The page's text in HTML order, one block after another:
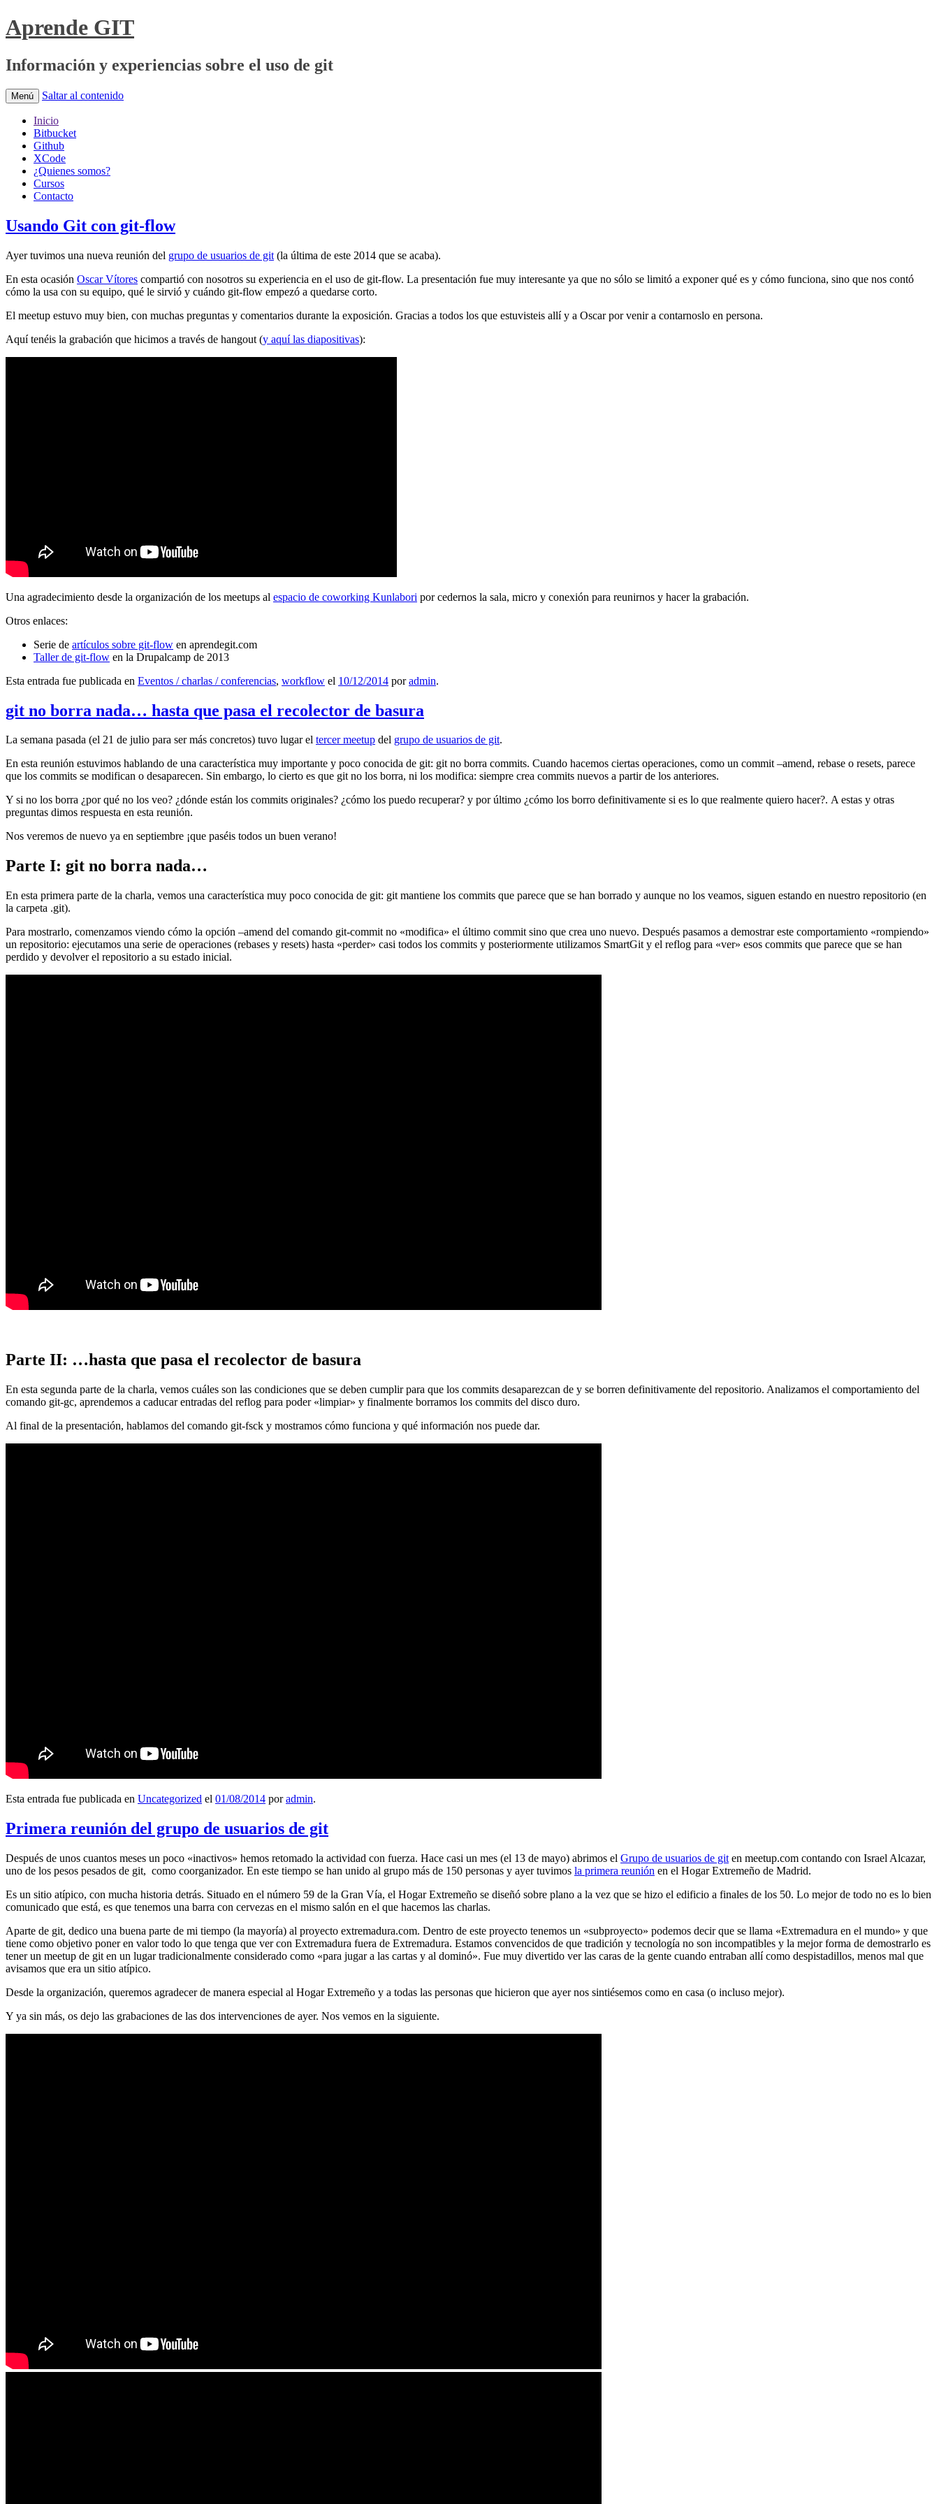
Aprende GIT
Información y experiencias sobre el uso de git
Menú Saltar al contenido
Inicio
Bitbucket
Github
XCode
¿Quienes somos?
Cursos
Contacto
Usando Git con git-flow
Ayer tuvimos una nueva reunión del grupo de usuarios de git (la última de este 2014 que se acaba).
En esta ocasión Oscar Vítores compartió con nosotros su experiencia en el uso de git-flow. La presentación fue muy interesante ya que no sólo se limitó a exponer qué es y cómo funciona, sino que nos contó
cómo la usa con su equipo, qué le sirvió y cuándo git-flow empezó a quedarse corto.
El meetup estuvo muy bien, con muchas preguntas y comentarios durante la exposición. Gracias a todos los que estuvisteis allí y a Oscar por venir a contarnoslo en persona.
Aquí tenéis la grabación que hicimos a través de hangout (y aquí las diapositivas):
Una agradecimiento desde la organización de los meetups al espacio de coworking Kunlabori por cedernos la sala, micro y conexión para reunirnos y hacer la grabación.
Otros enlaces:
Serie de artículos sobre git-flow en aprendegit.com
Taller de git-flow en la Drupalcamp de 2013
Esta entrada fue publicada en Eventos / charlas / conferencias, workflow el 10/12/2014 poradmin.
git no borra nada… hasta que pasa el recolector de basura
La semana pasada (el 21 de julio para ser más concretos) tuvo lugar el tercer meetup del grupo de usuarios de git.
En esta reunión estuvimos hablando de una característica muy importante y poco conocida de git: git no borra commits. Cuando hacemos ciertas operaciones, como un commit –amend, rebase o resets, parece
que los commits se modifican o desaparecen. Sin embargo, lo cierto es que git no los borra, ni los modifica: siempre crea commits nuevos a partir de los anteriores.
Y si no los borra ¿por qué no los veo? ¿dónde están los commits originales? ¿cómo los puedo recuperar? y por último ¿cómo los borro definitivamente si es lo que realmente quiero hacer?. A estas y otras
preguntas dimos respuesta en esta reunión.
Nos veremos de nuevo ya en septiembre ¡que paséis todos un buen verano!
Parte I: git no borra nada…
En esta primera parte de la charla, vemos una característica muy poco conocida de git: git mantiene los commits que parece que se han borrado y aunque no los veamos, siguen estando en nuestro repositorio (en
la carpeta .git).
Para mostrarlo, comenzamos viendo cómo la opción –amend del comando git-commit no «modifica» el último commit sino que crea uno nuevo. Después pasamos a demostrar este comportamiento «rompiendo»
un repositorio: ejecutamos una serie de operaciones (rebases y resets) hasta «perder» casi todos los commits y posteriormente utilizamos SmartGit y el reflog para «ver» esos commits que parece que se han
perdido y devolver el repositorio a su estado inicial.
Parte II: …hasta que pasa el recolector de basura
En esta segunda parte de la charla, vemos cuáles son las condiciones que se deben cumplir para que los commits desaparezcan de y se borren definitivamente del repositorio. Analizamos el comportamiento del
comando git-gc, aprendemos a caducar entradas del reflog para poder «limpiar» y finalmente borramos los commits del disco duro.
Al final de la presentación, hablamos del comando git-fsck y mostramos cómo funciona y qué información nos puede dar.
Esta entrada fue publicada en Uncategorized el 01/08/2014 poradmin.
Primera reunión del grupo de usuarios de git
Después de unos cuantos meses un poco «inactivos» hemos retomado la actividad con fuerza. Hace casi un mes (el 13 de mayo) abrimos el Grupo de usuarios de git en meetup.com contando con Israel Alcazar,
uno de los pesos pesados de git, como coorganizador. En este tiempo se han unido al grupo más de 150 personas y ayer tuvimos la primera reunión en el Hogar Extremeño de Madrid.
Es un sitio atípico, con mucha historia detrás. Situado en el número 59 de la Gran Vía, el Hogar Extremeño se diseñó sobre plano a la vez que se hizo el edificio a finales de los 50. Lo mejor de todo no es lo bien
comunicado que está, es que tenemos una barra con cervezas en el mismo salón en el que hacemos las charlas.
Aparte de git, dedico una buena parte de mi tiempo (la mayoría) al proyecto extremadura.com. Dentro de este proyecto tenemos un «subproyecto» podemos decir que se llama «Extremadura en el mundo» y que
tiene como objetivo poner en valor todo lo que tenga que ver con Extremadura fuera de Extremadura. Estamos convencidos de que tradición y tecnología no son incompatibles y la mejor forma de demostrarlo es
tener un meetup de git en un lugar tradicionalmente considerado como «para jugar a las cartas y al dominó». Fue muy divertido ver las caras de la gente cuando entraban allí como despistadillos, menos mal que
avisamos que era un sitio atípico.
Desde la organización, queremos agradecer de manera especial al Hogar Extremeño y a todas las personas que hicieron que ayer nos sintiésemos como en casa (o incluso mejor).
Y ya sin más, os dejo las grabaciones de las dos intervenciones de ayer. Nos vemos en la siguiente.